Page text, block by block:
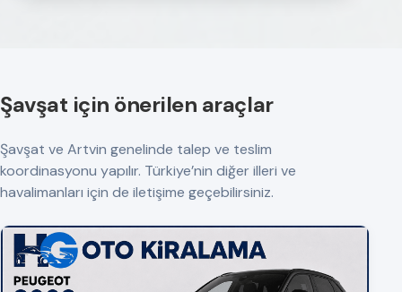
Şavşat için önerilen araçlar
Şavşat ve Artvin genelinde talep ve teslim
koordinasyonu yapılır. Türkiye’nin diğer illeri ve
havalimanları için de iletişime geçebilirsiniz.